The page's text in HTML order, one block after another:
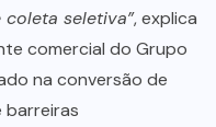
seletiva”, explica
comercial do Grupo
na conversão de
barreiras